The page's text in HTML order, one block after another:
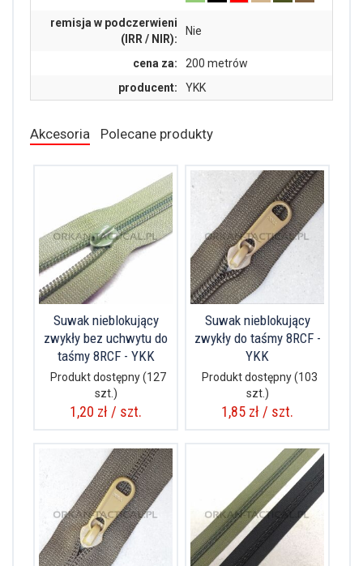
remisja w podczerwieni
(IRR / NIR):
Nie
cena za:
200 metrów
producent:
YKK
Akcesoria Polecane produkty
Suwak nieblokujący
zwykły bez uchwytu do
taśmy 8RCF - YKK
Produkt dostępny(127
szt.)
1,20 zł / szt.
Suwak nieblokujący
zwykły do taśmy 8RCF -
YKK
Produkt dostępny(103
szt.)
1,85 zł / szt.